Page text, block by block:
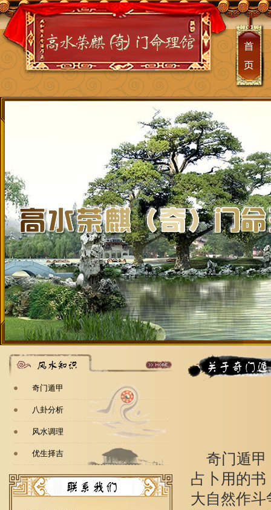
奇门遁甲
八卦分析
风水调理
优生择吉
奇门遁甲
占卜用的
大自然作